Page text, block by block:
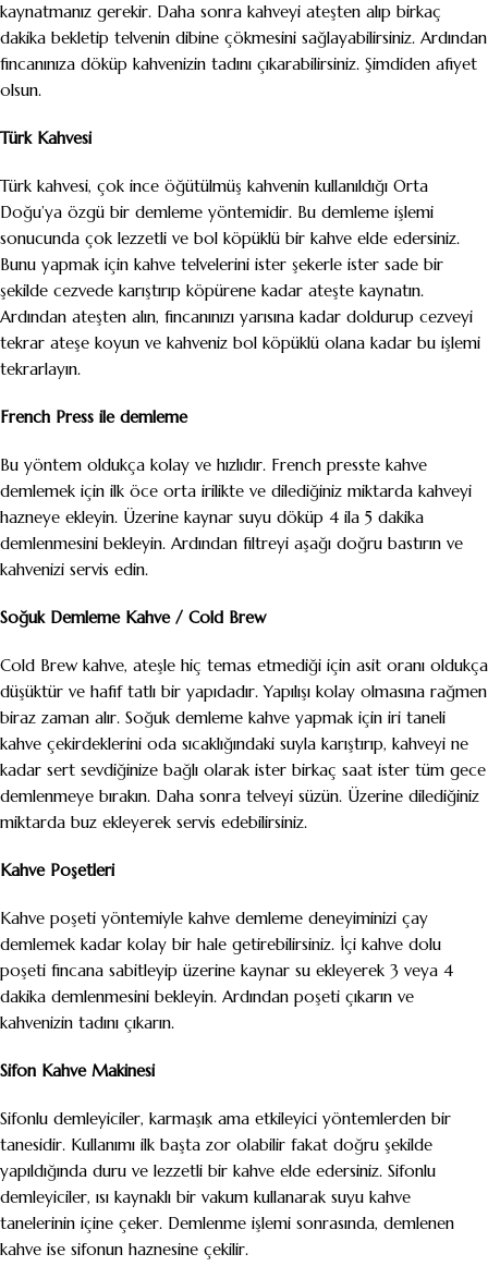
kaynatmanız gerekir. Daha sonra kahveyi ateşten alıp birkaç
dakika bekletip telvenin dibine çökmesini sağlayabilirsiniz. Ardından
fincanınıza döküp kahvenizin tadını çıkarabilirsiniz. Şimdiden afiyet
olsun.
Türk Kahvesi
Türk kahvesi, çok ince öğütülmüş kahvenin kullanıldığı Orta
Doğu’ya özgü bir demleme yöntemidir. Bu demleme işlemi
sonucunda çok lezzetli ve bol köpüklü bir kahve elde edersiniz.
Bunu yapmak için kahve telvelerini ister şekerle ister sade bir
şekilde cezvede karıştırıp köpürene kadar ateşte kaynatın.
Ardından ateşten alın, fincanınızı yarısına kadar doldurup cezveyi
tekrar ateşe koyun ve kahveniz bol köpüklü olana kadar bu işlemi
tekrarlayın.
French Press ile demleme
Bu yöntem oldukça kolay ve hızlıdır. French presste kahve
demlemek için ilk öce orta irilikte ve dilediğiniz miktarda kahveyi
hazneye ekleyin. Üzerine kaynar suyu döküp 4 ila 5 dakika
demlenmesini bekleyin. Ardından filtreyi aşağı doğru bastırın ve
kahvenizi servis edin.
Soğuk Demleme Kahve / Cold Brew
Cold Brew kahve, ateşle hiç temas etmediği için asit oranı oldukça
düşüktür ve hafif tatlı bir yapıdadır. Yapılışı kolay olmasına rağmen
biraz zaman alır. Soğuk demleme kahve yapmak için iri taneli
kahve çekirdeklerini oda sıcaklığındaki suyla karıştırıp, kahveyi ne
kadar sert sevdiğinize bağlı olarak ister birkaç saat ister tüm gece
demlenmeye bırakın. Daha sonra telveyi süzün. Üzerine dilediğiniz
miktarda buz ekleyerek servis edebilirsiniz.
Kahve Poşetleri
Kahve poşeti yöntemiyle kahve demleme deneyiminizi çay
demlemek kadar kolay bir hale getirebilirsiniz. İçi kahve dolu
poşeti fincana sabitleyip üzerine kaynar su ekleyerek 3 veya 4
dakika demlenmesini bekleyin. Ardından poşeti çıkarın ve
kahvenizin tadını çıkarın.
Sifon Kahve Makinesi
Sifonlu demleyiciler, karmaşık ama etkileyici yöntemlerden bir
tanesidir. Kullanımı ilk başta zor olabilir fakat doğru şekilde
yapıldığında duru ve lezzetli bir kahve elde edersiniz. Sifonlu
demleyiciler, ısı kaynaklı bir vakum kullanarak suyu kahve
tanelerinin içine çeker. Demlenme işlemi sonrasında, demlenen
kahve ise sifonun haznesine çekilir.